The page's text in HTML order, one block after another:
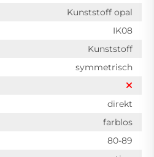
Kunststoff opal
IK08
Kunststoff
symmetrisch
direkt
farblos
80-89